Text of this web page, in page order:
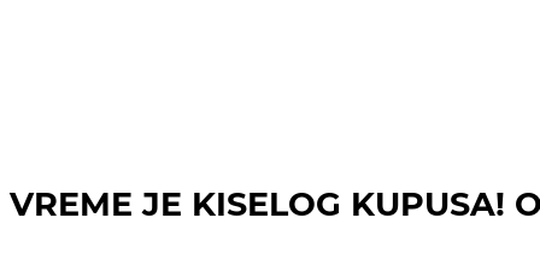
VREME JE KISELOG